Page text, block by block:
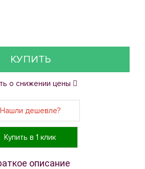
КУПИТЬ
о снижении цены
Нашли дешевле?
Купить в 1 клик
описание